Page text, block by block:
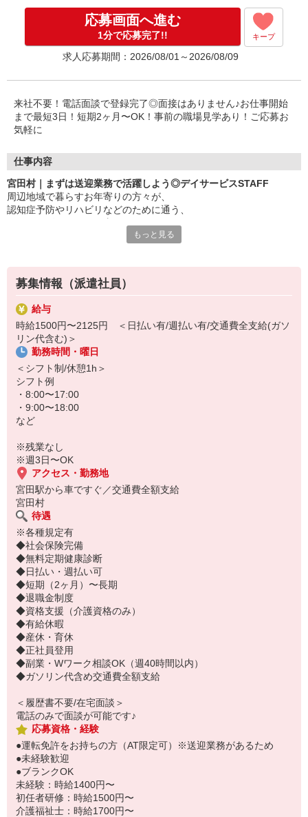
応募画面へ進む
1分で応募完了!! キープ
求人応募期間：2026/08/01～2026/08/09
来社不要！電話面談で登録完了◎面接はありません♪お仕事開始
まで最短3日！短期2ヶ月〜OK！事前の職場見学あり！ご応募お
気軽に
仕事内容
宮田村｜まずは送迎業務で活躍しよう◎デイサービスSTAFF
周辺地域で暮らすお年寄りの方々が、
認知症予防やリハビリなどのために通う、
・食事や着替えなどの介助
・レクリエーションのサポート
など
未経験大歓迎！まずは送迎業務でご活躍していただき、徐々に活躍
の場を広げていただきます！
もちろん経験者も大歓迎◎サポート中心なので難しいことは特にあ
りません♪
「働くのは久しぶり…」というブランクがある方もOK！
もっと見る
募集情報（派遣社員）
給与
時給1500円〜2125円 ＜日払い有/週払い有/交通費全支給(ガソ
リン代含む)＞
勤務時間・曜日
＜シフト制/休憩1h＞
シフト例
・8:00〜17:00
・9:00〜18:00
など
※残業なし
※週3日〜OK
アクセス・勤務地
宮田駅から車ですぐ／交通費全額支給
宮田村
待遇
※各種規定有
◆社会保険完備
◆無料定期健康診断
◆日払い・週払い可
◆短期（2ヶ月）〜長期
◆退職金制度
◆資格支援（介護資格のみ）
◆有給休暇
◆産休・育休
◆正社員登用
◆副業・Wワーク相談OK（週40時間以内）
◆ガソリン代含め交通費全額支給
＜履歴書不要/在宅面談＞
電話のみで面談が可能です♪
応募資格・経験
●運転免許をお持ちの方（AT限定可）※送迎業務があるため
●未経験歓迎
●ブランクOK
未経験：時給1400円〜
初任者研修：時給1500円〜
介護福祉士：時給1700円〜